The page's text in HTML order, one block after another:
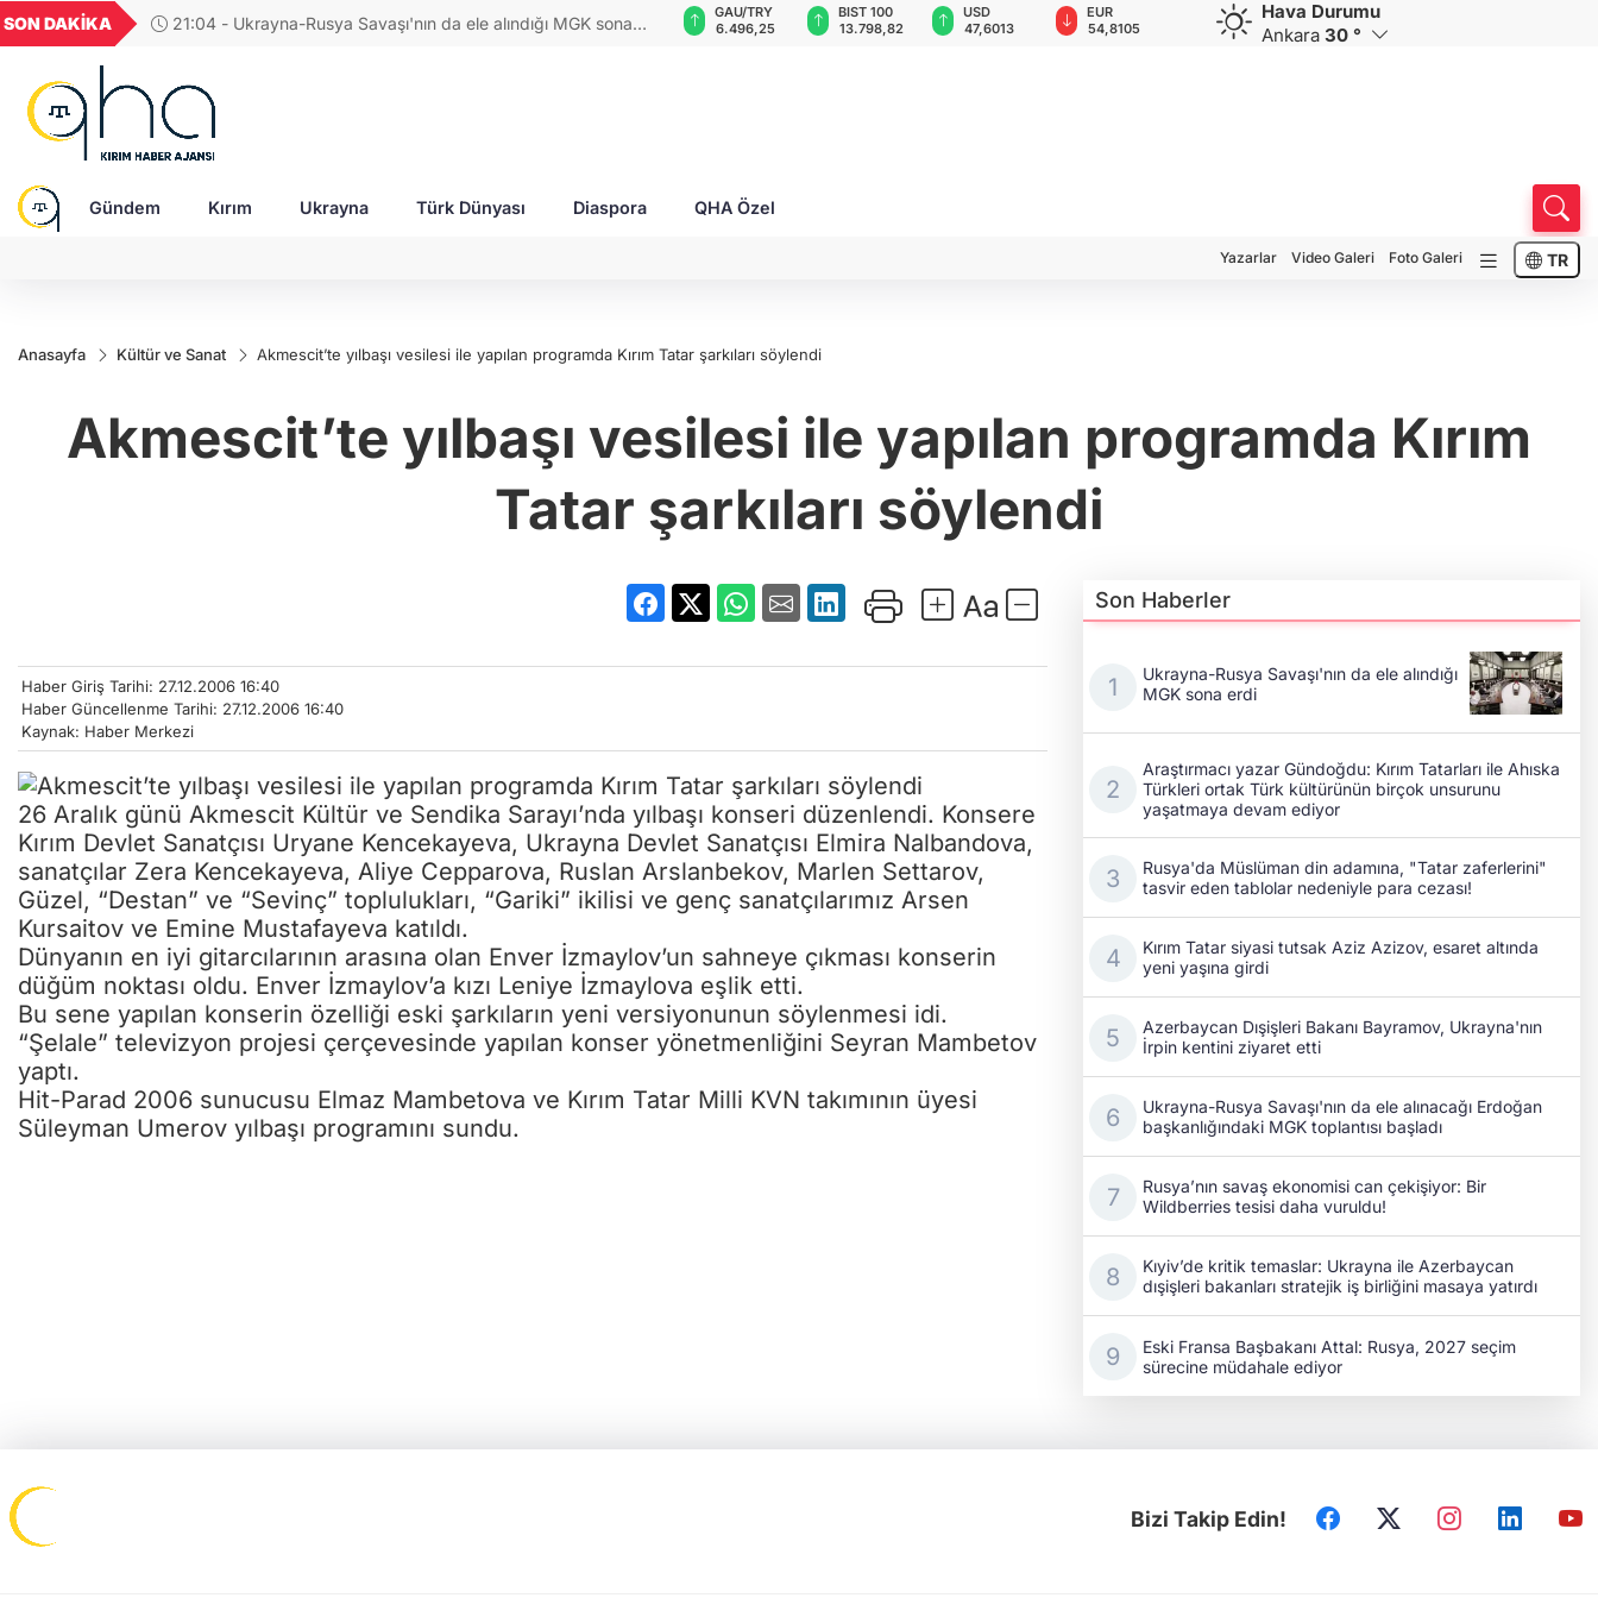
SON DAKİKA
21:04 - Ukrayna-Rusya Savaşı'nın da ele alındığı MGK sona
UYU
1,1823
18,2032
16,2351
28,0626
0,0018
GAU/TRY
6.496,25
BIST 100
13.798,82
USD
47,6013
EUR
54,8105
GBP
63,8868
CHF
58,5574
Hava Durumu
Ankara 30 °
Gündem Kırım Ukrayna Türk Dünyası Diaspora QHA Özel
Yazarlar Video Galeri Foto Galeri TR
Anasayfa Kültür ve Sanat Akmescit’te yılbaşı vesilesi ile yapılan programda Kırım Tatar şarkıları söylendi
Akmescit’te yılbaşı vesilesi ile yapılan programda Kırım
Tatar şarkıları söylendi
Haber Giriş Tarihi: 27.12.2006 16:40
Haber Güncellenme Tarihi: 27.12.2006 16:40
Kaynak: Haber Merkezi
26 Aralık günü Akmescit Kültür ve Sendika Sarayı’nda yılbaşı konseri düzenlendi. Konsere
Kırım Devlet Sanatçısı Uryane Kencekayeva, Ukrayna Devlet Sanatçısı Elmira Nalbandova,
sanatçılar Zera Kencekayeva, Aliye Cepparova, Ruslan Arslanbekov, Marlen Settarov,
Güzel, “Destan” ve “Sevinç” toplulukları, “Gariki” ikilisi ve genç sanatçılarımız Arsen
Kursaitov ve Emine Mustafayeva katıldı.
Dünyanın en iyi gitarcılarının arasına olan Enver İzmaylov’un sahneye çıkması konserin
düğüm noktası oldu. Enver İzmaylov’a kızı Leniye İzmaylova eşlik etti.
Bu sene yapılan konserin özelliği eski şarkıların yeni versiyonunun söylenmesi idi.
“Şelale” televizyon projesi çerçevesinde yapılan konser yönetmenliğini Seyran Mambetov
yaptı.
Hit-Parad 2006 sunucusu Elmaz Mambetova ve Kırım Tatar Milli KVN takımının üyesi
Süleyman Umerov yılbaşı programını sundu.
Son Haberler
Ukrayna-Rusya Savaşı'nın da ele alındığı
MGK sona erdi
Araştırmacı yazar Gündoğdu: Kırım Tatarları ile Ahıska
Türkleri ortak Türk kültürünün birçok unsurunu
yaşatmaya devam ediyor
Rusya'da Müslüman din adamına, "Tatar zaferlerini"
tasvir eden tablolar nedeniyle para cezası!
Kırım Tatar siyasi tutsak Aziz Azizov, esaret altında
yeni yaşına girdi
Azerbaycan Dışişleri Bakanı Bayramov, Ukrayna'nın
İrpin kentini ziyaret etti
Ukrayna-Rusya Savaşı'nın da ele alınacağı Erdoğan
başkanlığındaki MGK toplantısı başladı
Rusya’nın savaş ekonomisi can çekişiyor: Bir
Wildberries tesisi daha vuruldu!
Kıyiv’de kritik temaslar: Ukrayna ile Azerbaycan
dışişleri bakanları stratejik iş birliğini masaya yatırdı
Eski Fransa Başbakanı Attal: Rusya, 2027 seçim
sürecine müdahale ediyor
Bizi Takip Edin!